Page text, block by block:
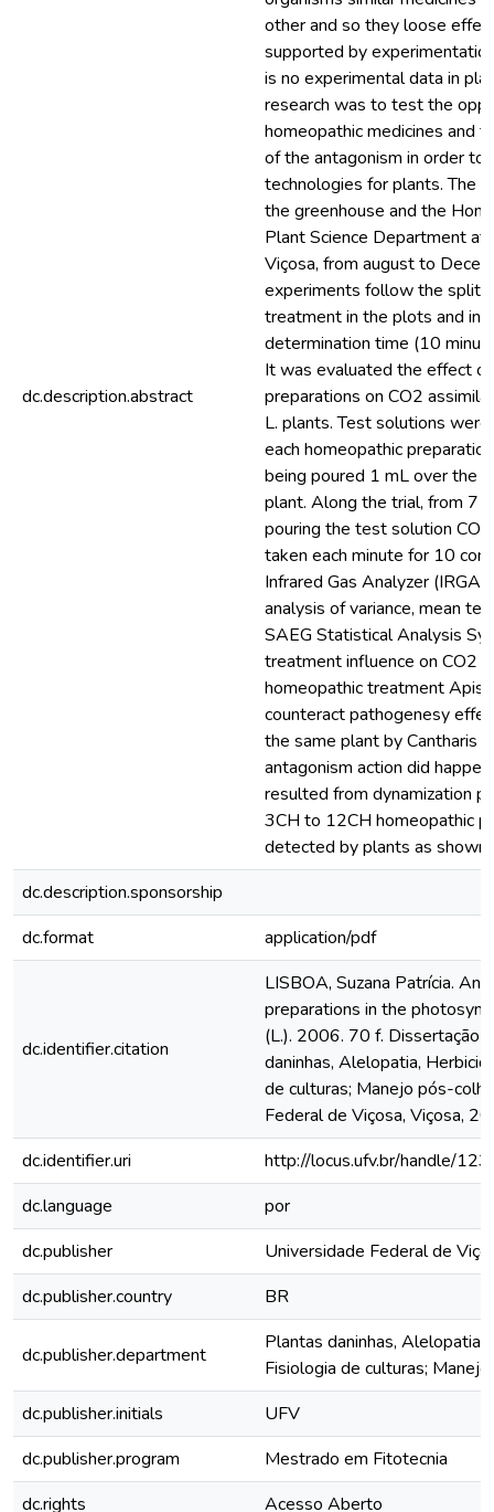
dc.description.abstract
other and so they loose
supported by
is no experimental data in
research was to test the
homeopathic medicines and
of the antagonism in order to
technologies for plants. The
the greenhouse and the
Plant Science Department
Viçosa, from august to
experiments follow the split
treatment in the plots and in
determination time (10
It was evaluated the effect
preparations on CO2
L. plants. Test solutions
each homeopathic
being poured 1 mL over the
plant. Along the trial, from 7
pouring the test solution
taken each minute for 10
Infrared Gas Analyzer
analysis of variance, mean
SAEG Statistical Analysis
treatment influence on CO2
homeopathic treatment Apis
counteract pathogenesy
the same plant by Cantharis
antagonism action did
resulted from dynamization
3CH to 12CH homeopathic
detected by plants as shown
dc.description.sponsorship
dc.format
application/pdf
dc.identifier.citation
LISBOA, Suzana Patrícia.
preparations in the
(L.). 2006. 70 f. Dissertação
daninhas, Alelopatia,
de culturas; Manejo pós-
Federal de Viçosa, Viçosa,
dc.identifier.uri
http://locus.ufv.br/handle/
dc.language
por
dc.publisher
Universidade Federal de
dc.publisher.country
BR
dc.publisher.department
Plantas daninhas, Alelopatia,
Fisiologia de culturas;
dc.publisher.initials
UFV
dc.publisher.program
Mestrado em Fitotecnia
dc.rights
Acesso Aberto